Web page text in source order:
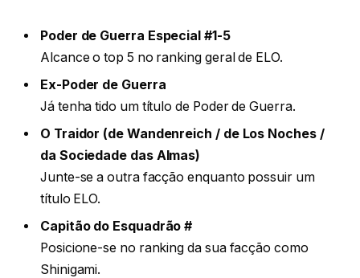
Poder de Guerra Especial #1-5
Alcance o top 5 no ranking geral de ELO.
Ex-Poder de Guerra
Já tenha tido um título de Poder de Guerra.
O Traidor (de Wandenreich / de Los Noches /
da Sociedade das Almas)
Junte-se a outra facção enquanto possuir um
título ELO.
Capitão do Esquadrão #
Posicione-se no ranking da sua facção como
Shinigami.